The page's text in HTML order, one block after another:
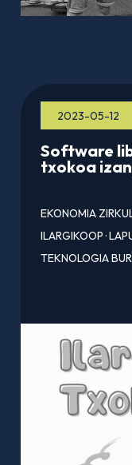
2023-05-12
Software
txokoa
EKONOMIA
ILARGIKOOP·
TEKNOLOGIA